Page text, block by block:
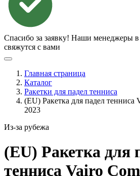
Спасибо за заявку! Наши менеджеры в
свяжутся с вами
Главная страница
Каталог
Ракетки для падел тенниса
(EU) Ракетка для падел тенниса
2023
Из-за рубежа
(EU) Ракетка для
тенниса Vairo